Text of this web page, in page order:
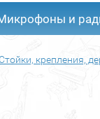
и
Стойки, крепления,